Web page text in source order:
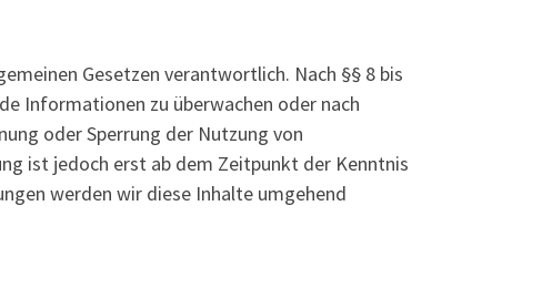
Gesetzen verantwortlich. Nach §§ 8 bis
Informationen zu überwachen oder nach
oder Sperrung der Nutzung von
ist jedoch erst ab dem Zeitpunkt der Kenntnis
werden wir diese Inhalte umgehend